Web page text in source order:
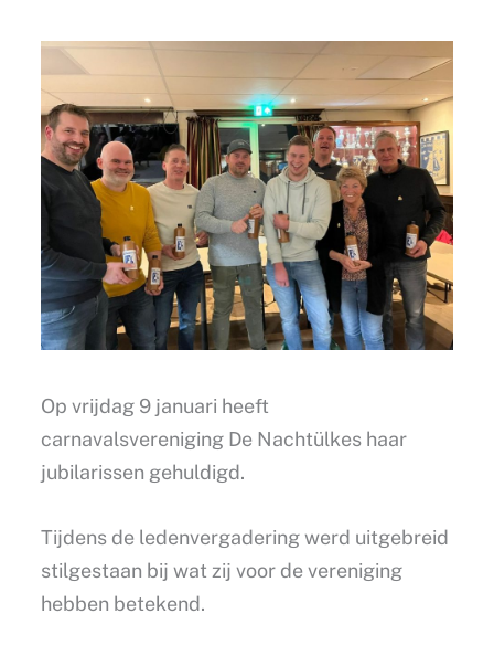
Op vrijdag 9 januari heeft
carnavalsvereniging De Nachtülkes haar
jubilarissen gehuldigd.
Tijdens de ledenvergadering werd uitgebreid
stilgestaan bij wat zij voor de vereniging
hebben betekend.